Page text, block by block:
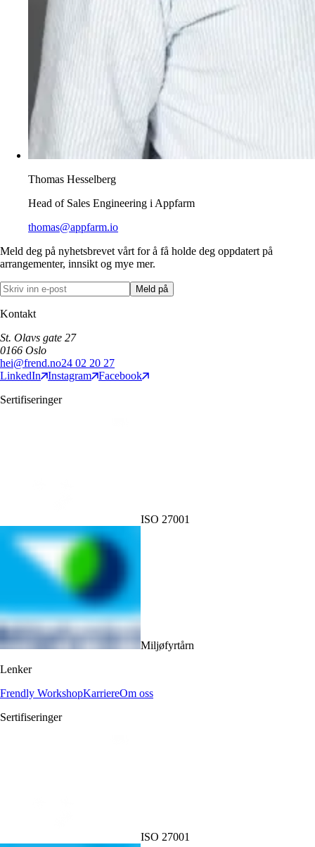
Thomas Hesselberg
Head of Sales Engineering i Appfarm
thomas@appfarm.io
Meld deg på nyhetsbrevet vårt for å få holde deg oppdatert på
arrangementer, innsikt og mye mer.
Meld på
Kontakt
St. Olavs gate 27
0166 Oslo
hei@frend.no24 02 20 27
LinkedIn
Instagram Facebook
Sertifiseringer
ISO 27001
Miljøfyrtårn
Lenker
Frendly WorkshopKarriereOm oss
Sertifiseringer
ISO 27001